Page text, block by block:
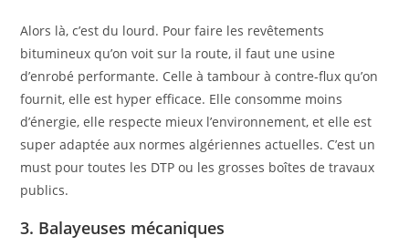
Alors là, c’est du lourd. Pour faire les revêtements
bitumineux qu’on voit sur la route, il faut une usine
d’enrobé performante. Celle à tambour à contre-flux qu’on
fournit, elle est hyper efficace. Elle consomme moins
d’énergie, elle respecte mieux l’environnement, et elle est
super adaptée aux normes algériennes actuelles. C’est un
must pour toutes les DTP ou les grosses boîtes de travaux
publics.
3. Balayeuses mécaniques